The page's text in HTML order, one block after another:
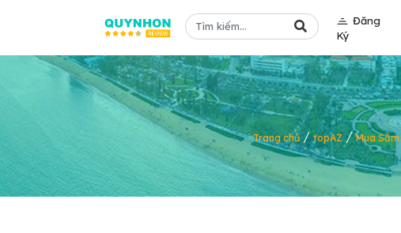
Đăng
Ký
Trang chủ/topAZ /Mua Sắm